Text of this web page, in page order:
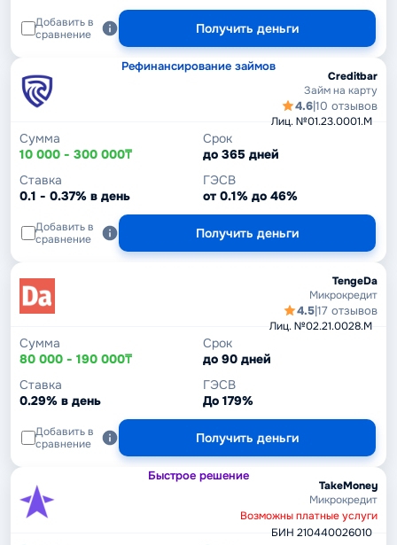
Добавить в
сравнение
Получить деньги
Рефинансирование займов
Creditbar
Займ на карту
Лиц. №01.23.0001.M
4.6|10 отзывов
Сумма
10 000 - 300 000₸
Срок
до 365 дней
Ставка
0.1 - 0.37% в день
ГЭСВ
от 0.1% до 46%
Добавить в
сравнение
Получить деньги
TengeDa
Микрокредит
Лиц. №02.21.0028.M
4.5|17 отзывов
Сумма
80 000 - 190 000₸
Срок
до 90 дней
Ставка
0.29% в день
ГЭСВ
До 179%
Добавить в
сравнение
Получить деньги
Быстрое решение
TakeMoney
Микрокредит
Возможны платные услуги
БИН 210440026010